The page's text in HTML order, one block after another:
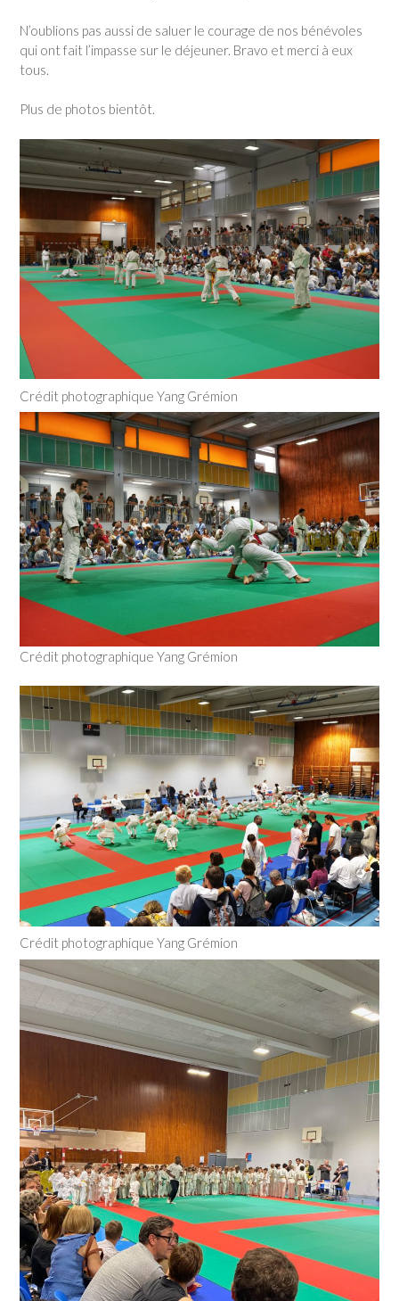
N’oublions pas aussi de saluer le courage de nos bénévoles
qui ont fait l’impasse sur le déjeuner. Bravo et merci à eux
tous.
Plus de photos bientôt.
Crédit photographique Yang Grémion
Crédit photographique Yang Grémion
Crédit photographique Yang Grémion